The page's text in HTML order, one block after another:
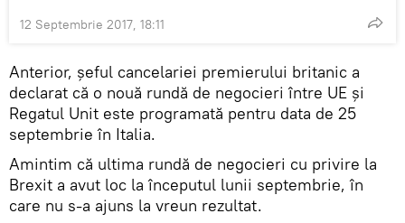
12 Septembrie 2017, 18:11
Anterior, șeful cancelariei premierului britanic a
declarat că o nouă rundă de negocieri între UE și
Regatul Unit este programată pentru data de 25
septembrie în Italia.
Amintim că ultima rundă de negocieri cu privire la
Brexit a avut loc la începutul lunii septembrie, în
care nu s-a ajuns la vreun rezultat.